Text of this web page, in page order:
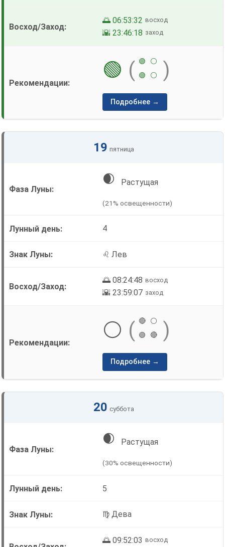
🌅 06:53:32 восход
🌇 23:46:18 заход
🟢 ( 🟢
⚪
🟢
⚪ )
Подробнее →
19 пятница
🌒 Растущая
(21% освещенности)
4
♌ Лев
🌅 08:24:48 восход
🌇 23:59:07 заход
⚪ ( 🔴
⚪
🟢
🔴 )
Подробнее →
20 суббота
🌒 Растущая
(30% освещенности)
5
♍ Дева
🌅 09:52:03 восход